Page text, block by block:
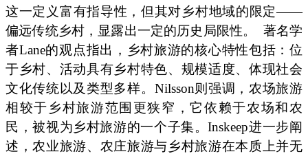
这一定义富有指导性，但其对乡村地域的限定——
偏远传统乡村，显露出一定的历史局限性。
著名学
者Lane的观点指出，乡村旅游的核心特性包括：位
于乡村、活动具有乡村特色、规模适度、体现社会
文化传统以及类型多样。Nilsson则强调，农场旅游
相较于乡村旅游范围更狭窄，它依赖于农场和农
民，被视为乡村旅游的一个子集。Inskeep进一步阐
述，农业旅游、农庄旅游与乡村旅游在本质上并无